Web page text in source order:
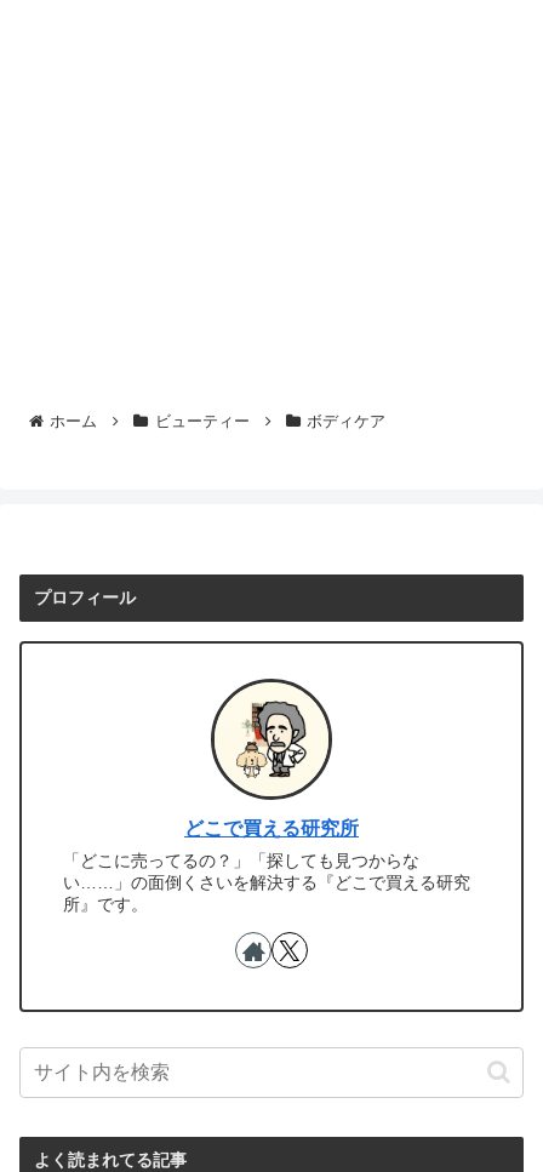
ホーム ビューティー ボディケア
プロフィール
どこで買える研究所
「どこに売ってるの？」「探しても見つからな
い……」の面倒くさいを解決する『どこで買える研究
所』です。
よく読まれてる記事